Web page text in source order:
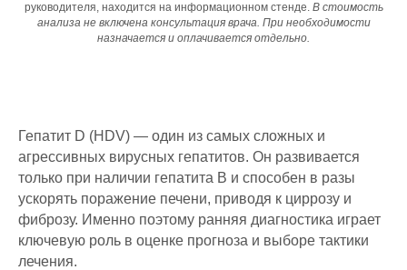
руководителя, находится на информационном стенде. В стоимость
анализа не включена консультация врача. При необходимости
назначается и оплачивается отдельно.
Гепатит D (HDV) — один из самых сложных и
агрессивных вирусных гепатитов. Он развивается
только при наличии гепатита B и способен в разы
ускорять поражение печени, приводя к циррозу и
фиброзу. Именно поэтому ранняя диагностика играет
ключевую роль в оценке прогноза и выборе тактики
лечения.